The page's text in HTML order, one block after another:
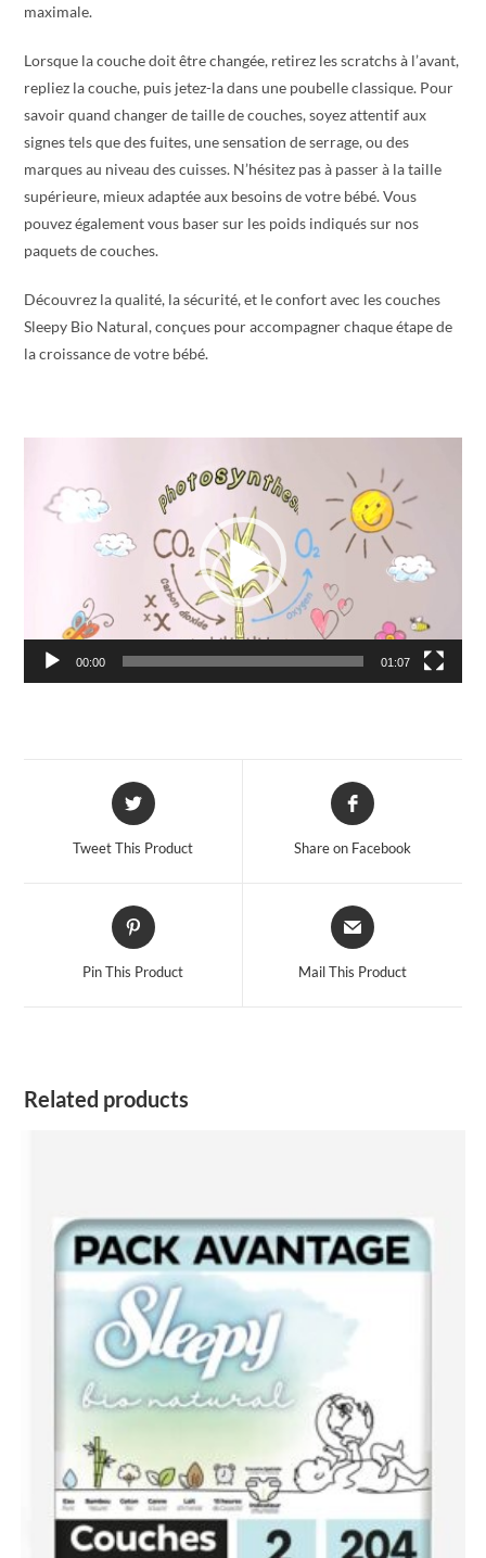
maximale.
Lorsque la couche doit être changée, retirez les scratchs à l’avant,
repliez la couche, puis jetez-la dans une poubelle classique. Pour
savoir quand changer de taille de couches, soyez attentif aux
signes tels que des fuites, une sensation de serrage, ou des
marques au niveau des cuisses. N’hésitez pas à passer à la taille
supérieure, mieux adaptée aux besoins de votre bébé. Vous
pouvez également vous baser sur les poids indiqués sur nos
paquets de couches.
Découvrez la qualité, la sécurité, et le confort avec les couches
Sleepy Bio Natural, conçues pour accompagner chaque étape de
la croissance de votre bébé.
00:00 01:07
Opens
in
Tweet This Product
Opens
in
Share on Facebook
Opens
in
Pin This Product
Opens
in
Mail This Product
Related products